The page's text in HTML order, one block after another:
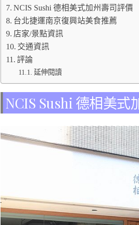
NCIS Sushi 德相美式加州壽司評價
台北捷運南京復興站美食推薦
店家/景點資訊
交通資訊
評論
延伸閱讀
NCIS Sushi 德相美式